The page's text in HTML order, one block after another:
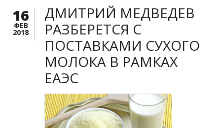
16
ФЕВ
2018
ДМИТРИЙ МЕДВЕДЕВ
РАЗБЕРЕТСЯ С
ПОСТАВКАМИ СУХОГО
МОЛОКА В РАМКАХ
ЕАЭС